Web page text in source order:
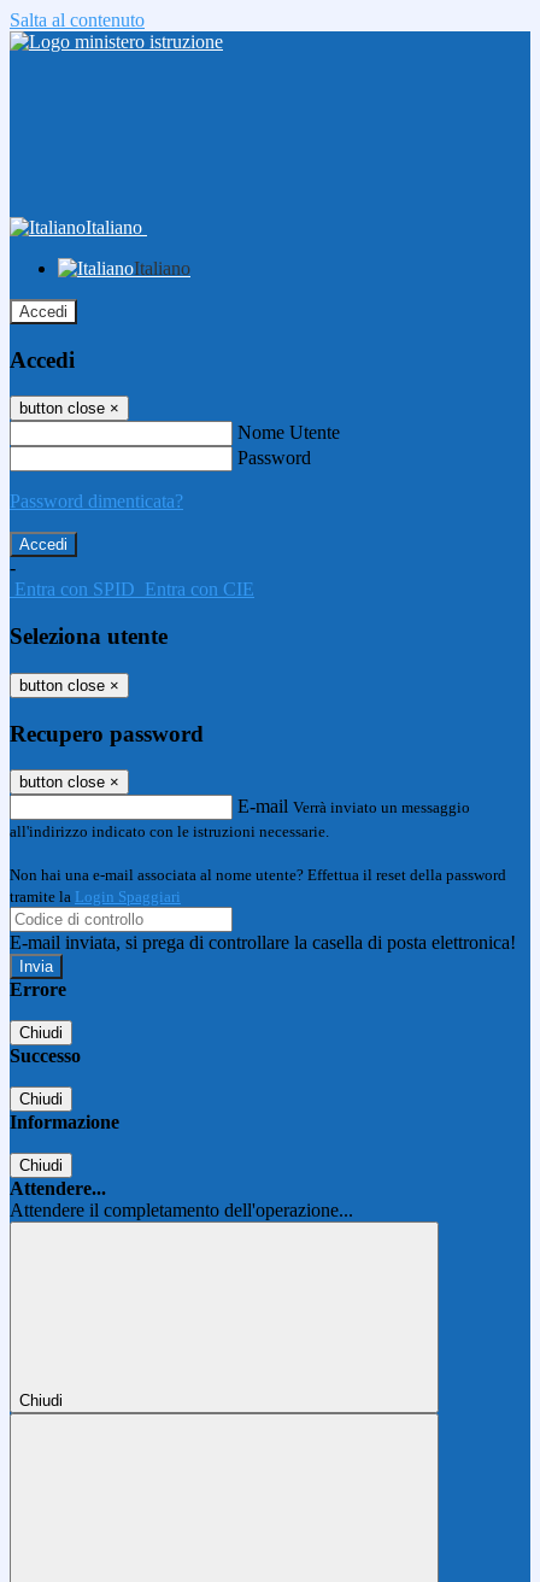
Salta al contenuto
Italiano
Italiano
Accedi
Accedi
button close ×
Nome Utente
Password
Password dimenticata?
-
Entra con SPID Entra con CIE
Seleziona utente
button close ×
Recupero password
button close ×
E-mail Verrà inviato un messaggio
all'indirizzo indicato con le istruzioni necessarie.
Non hai una e-mail associata al nome utente? Effettua il reset della password
tramite la Login Spaggiari
E-mail inviata, si prega di controllare la casella di posta elettronica!
Errore
Chiudi
Successo
Chiudi
Informazione
Chiudi
Attendere...
Attendere il completamento dell'operazione...
Chiudi